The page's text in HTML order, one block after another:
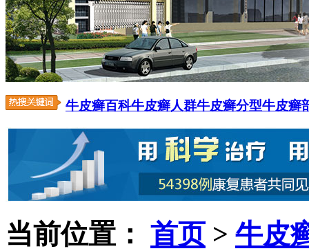
牛皮癣百科牛皮癣人群牛皮癣分型牛皮癣
当前位置： 首页> 牛皮